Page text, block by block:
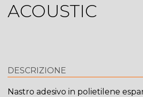
ACOUSTIC
DESCRIZIONE
Nastro adesivo in polietilene